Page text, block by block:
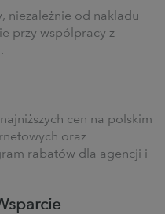
niezależnie od nakładu
przy współpracy z
cen na polskim
oraz
rabatów dla agencji i